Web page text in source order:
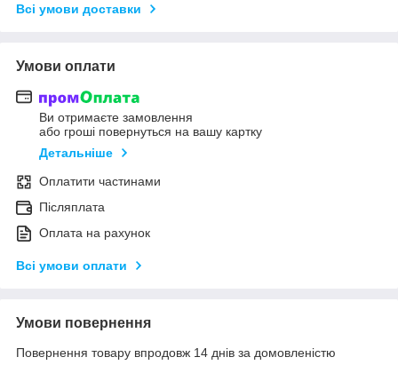
Всі умови доставки
Умови оплати
Ви отримаєте замовлення
або гроші повернуться на вашу картку
Детальніше
Оплатити частинами
Післяплата
Оплата на рахунок
Всі умови оплати
Умови повернення
Повернення товару впродовж 14 днів за домовленістю